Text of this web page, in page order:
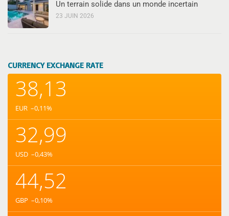
Un terrain solide dans un monde incertain
23 JUIN 2026
CURRENCY EXCHANGE RATE
38,13
EUR –0,11%
32,99
USD –0,43%
44,52
GBP –0,10%